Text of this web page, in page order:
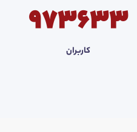
973633
کاربران